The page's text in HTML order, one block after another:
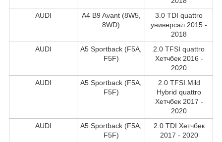
AUDI
A4 B9 Avant (8W5,
8WD)
3.0 TDI quattro
универсал 2015 -
2018
AUDI
A5 Sportback (F5A,
F5F)
2.0 TFSI quattro
Хетчбек 2016 -
2020
AUDI
A5 Sportback (F5A,
F5F)
2.0 TFSI Mild
Hybrid quattro
Хетчбек 2017 -
2020
AUDI
A5 Sportback (F5A,
F5F)
2.0 TDI Хетчбек
2017 - 2020